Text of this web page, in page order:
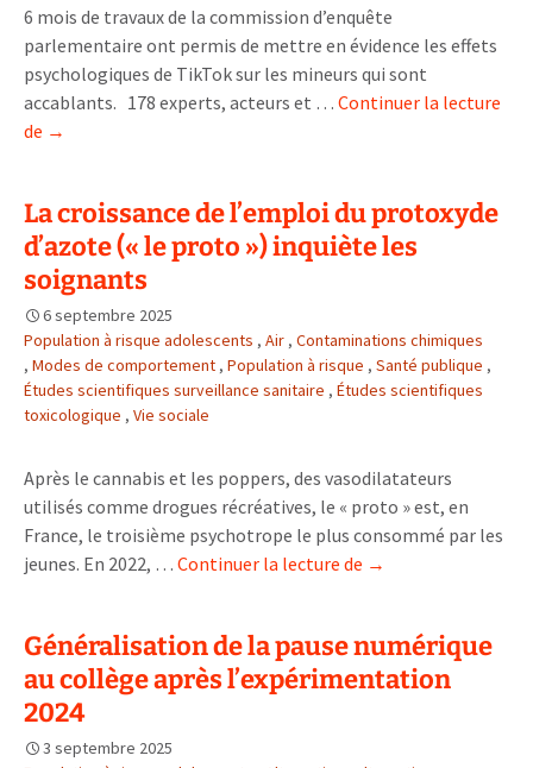
6 mois de travaux de la commission d’enquête
parlementaire ont permis de mettre en évidence les effets
psychologiques de TikTok sur les mineurs qui sont
accablants. 178 experts, acteurs et … Continuer la lecture
de Une
révèle
les
effets
perturbants
de
la
plateforme
Tik
chez
les
jeunes
→
La croissance de l’emploi du protoxyde
d’azote (« le proto ») inquiète les
soignants
6 septembre 2025
Population à risque adolescents , Air , Contaminations chimiques
, Modes de comportement , Population à risque , Santé publique ,
Études scientifiques surveillance sanitaire , Études scientifiques
toxicologique , Vie sociale
Après le cannabis et les poppers, des vasodilatateurs
utilisés comme drogues récréatives, le « proto » est, en
France, le troisième psychotrope le plus consommé par les
jeunes. En 2022, … Continuer la lecture de La
l’emploi
du
(« le
→
Généralisation de la pause numérique
au collège après l’expérimentation
2024
3 septembre 2025